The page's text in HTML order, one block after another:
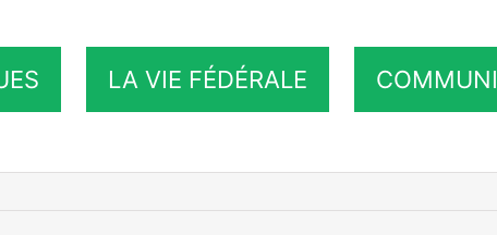
LA VIE FÉDÉRALE